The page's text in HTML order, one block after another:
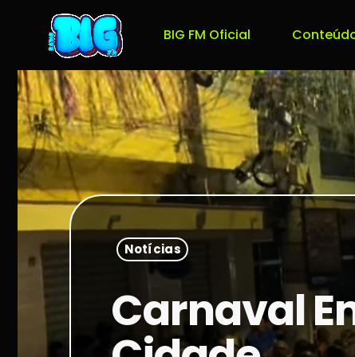
BIG FM Oficial
Notícias
Carnaval